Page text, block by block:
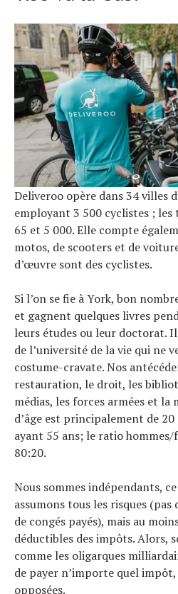
Deliveroo opère dans 34 villes
employant 3 500 cyclistes ;
65 et 5 000. Elle compte
motos, de scooters et de
d’œuvre sont des cyclistes.
Si l’on se fie à York, bon
et gagnent quelques livres
leurs études ou leur doctorat.
de l’université de la vie qui ne
costume-cravate. Nos
restauration, le droit, les
médias, les forces armées et la
d’âge est principalement de 20
ayant 55 ans; le ratio hommes/
80:20.
Nous sommes indépendants,
assumons tous les risques
de congés payés), mais au
déductibles des impôts. Alors,
comme les oligarques
de payer n’importe quel
opposées.